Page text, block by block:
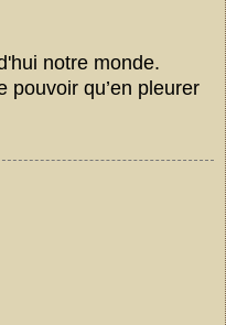
notre monde.
pouvoir qu’en pleurer